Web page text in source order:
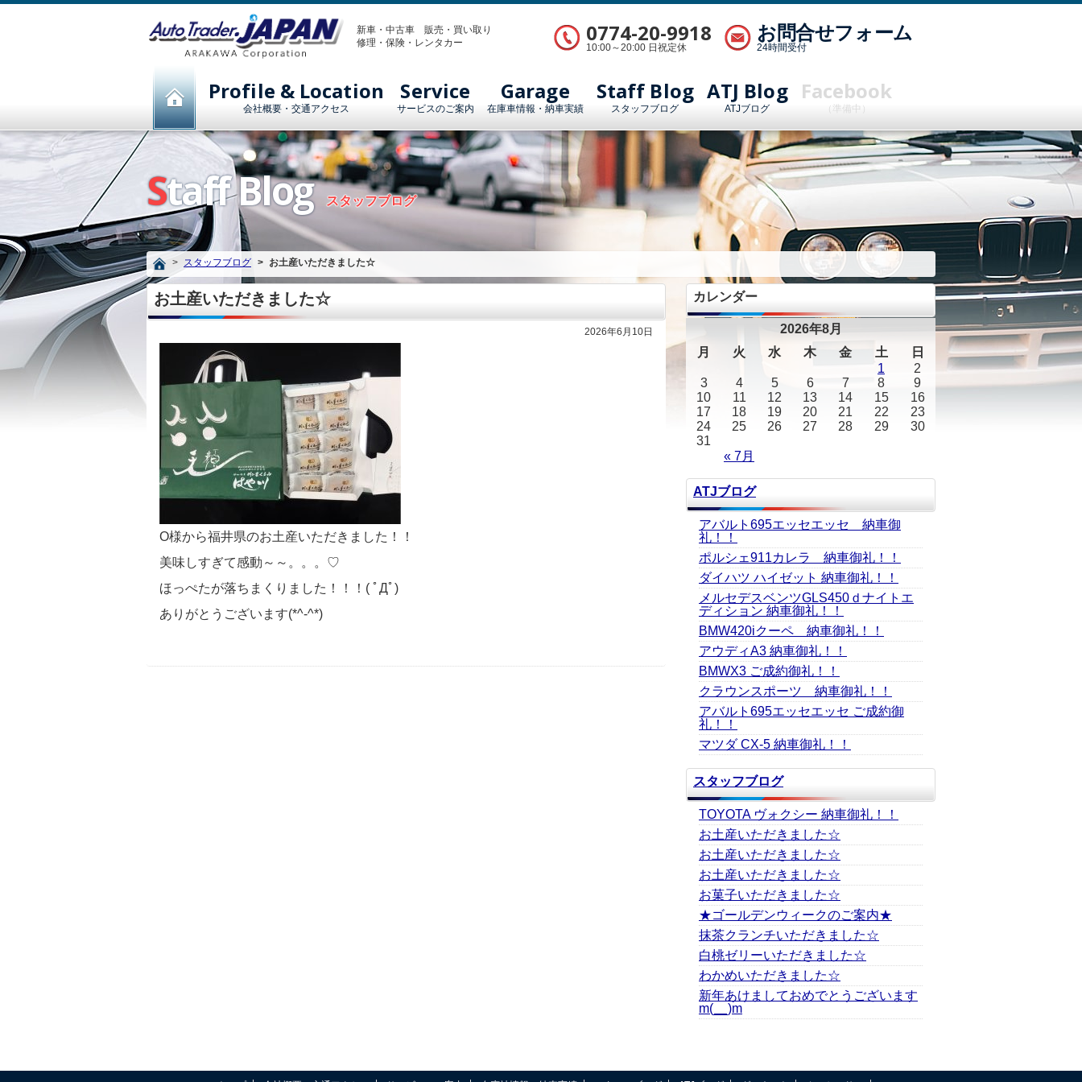
新車・中古車 販売・買い取り
修理・保険・レンタカー
0774-20-9918
10:00～20:00 日祝定休
お問合せフォーム
24時間受付
Profile & Location
会社概要・交通アクセス
Service
サービスのご案内
Garage
在庫車情報・納車実績
Staff Blog
スタッフブログ
ATJ Blog
ATJブログ
Facebook
（準備中）
Staff Blog スタッフブログ
スタッフブログ お土産いただきました☆
お土産いただきました☆
2026年6月10日
O様から福井県のお土産いただきました！！
美味しすぎて感動～～。。。♡
ほっぺたが落ちまくりました！！！( ﾟДﾟ)
ありがとうございます(*^-^*)
カレンダー
2026年8月
月
火 水 木 金 土 日
« 7月
1
2
3
4 5 6 7 8
9
10
11 12 13 14 15
16
17
18 19 20 21 22
23
24
25 26 27 28 29
30
31
ATJブログ
アバルト695エッセエッセ 納車御
礼！！
ポルシェ911カレラ 納車御礼！！
ダイハツ ハイゼット 納車御礼！！
メルセデスベンツGLS450ｄナイトエ
ディション 納車御礼！！
BMW420iクーペ 納車御礼！！
アウディA3 納車御礼！！
BMWX3 ご成約御礼！！
クラウンスポーツ 納車御礼！！
アバルト695エッセエッセ ご成約御
礼！！
マツダ CX-5 納車御礼！！
スタッフブログ
TOYOTA ヴォクシー 納車御礼！！
お土産いただきました☆
お土産いただきました☆
お土産いただきました☆
お菓子いただきました☆
★ゴールデンウィークのご案内★
抹茶クランチいただきました☆
白桃ゼリーいただきました☆
わかめいただきました☆
新年あけましておめでとうございます
m(__)m